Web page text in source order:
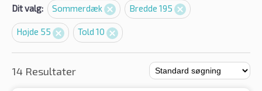
Dit valg: Sommerdæk Bredde 195
Højde 55 Told 10
14 Resultater